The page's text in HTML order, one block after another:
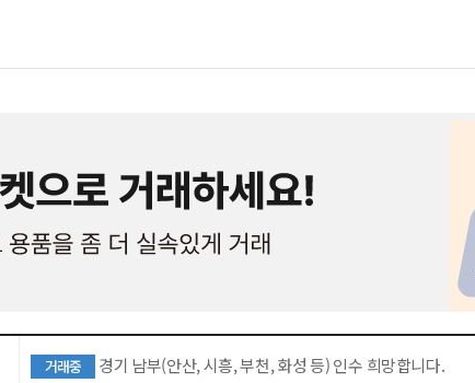
거래중 경기 남부(안산, 시흥, 부천, 화성 등) 인수 희망합니다.